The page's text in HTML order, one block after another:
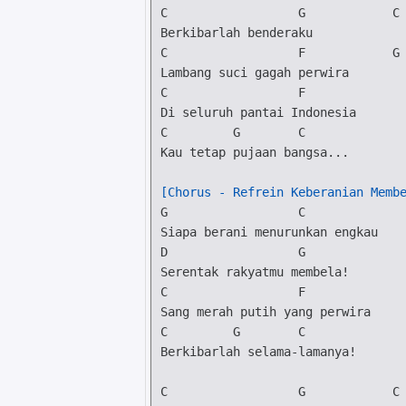
C G
C
C
F
G
C
F
C
G
C
Kau tetap pujaan bangsa...
[Chorus - Refrein Keberanian
G
C
D
G
C
F
C
G
C
Berkibarlah selama-lamanya!
C G
C